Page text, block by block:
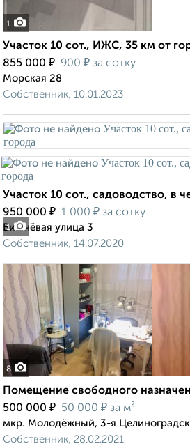
1
Участок 10 сот., ИЖС, 35 км от
855 000 ₽ 900 ₽ за сотку
Морская 28
Собственник, 10.01.2023
1
Участок 10 сот., садоводство, в
950 000 ₽ 1 000 ₽ за сотку
Вишнёвая улица 3
Собственник, 14.07.2020
8
Помещение свободного
500 000 ₽ 50 000 ₽ за м²
мкр. Молодёжный, 3-я
Собственник, 28.02.2021